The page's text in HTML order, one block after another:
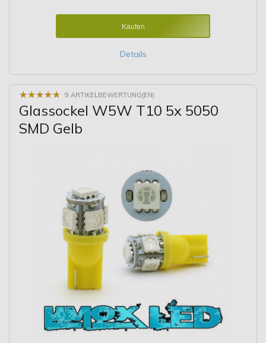
Kaufen
Details
★★★★★
★★★★★ 9 ARTIKELBEWERTUNG(EN)
Glassockel W5W T10 5x 5050
SMD Gelb